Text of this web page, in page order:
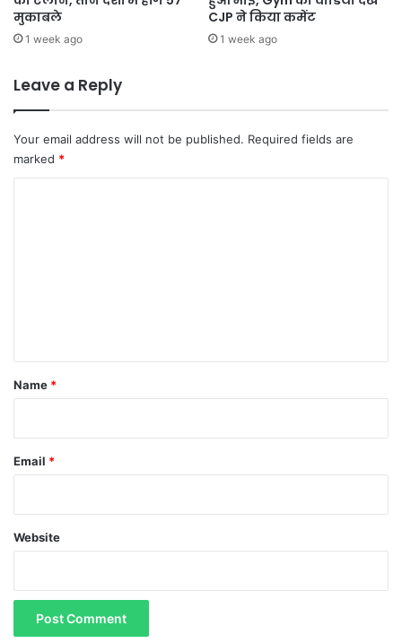
मुकाबले
1 week ago
CJP ने किया कमेंट
1 week ago
Leave a Reply
Your email address will not be published. Required fields are
marked *
*
Name *
Email *
Website